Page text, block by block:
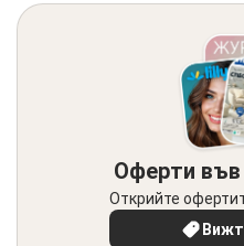
Оферти
Открийте